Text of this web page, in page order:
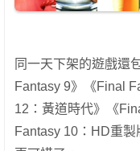
同一天下架的遊戲還
Fantasy 9》《Final
12：黃道時代》《
Fantasy 10：HD重